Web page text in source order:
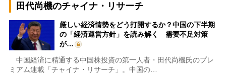
田代尚機のチャイナ・リサーチ
厳しい経済情勢をどう打開するか？中国の下半期
の「経済運営方針」を読み解く 需要不足対策
が…
中国経済に精通する中国株投資の第一人者・田代尚機氏のプレ
ミアム連載「チャイナ・リサーチ」。中国の…